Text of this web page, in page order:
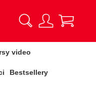
video
Bestsellery